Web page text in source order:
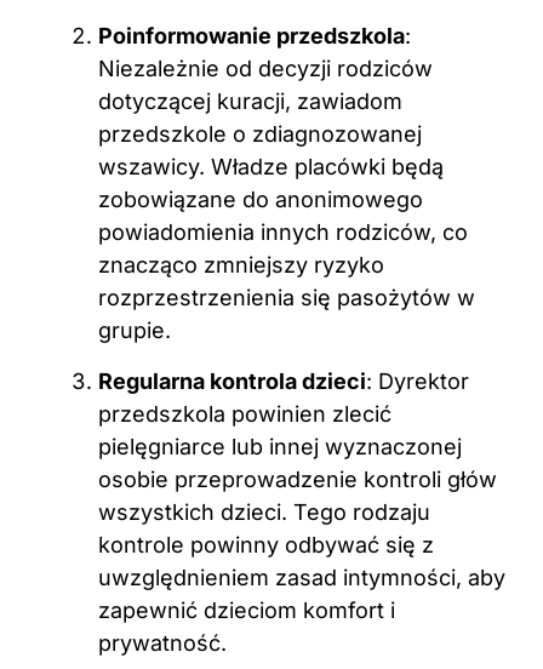
Poinformowanie przedszkola:
Niezależnie od decyzji rodziców
dotyczącej kuracji, zawiadom
przedszkole o zdiagnozowanej
wszawicy. Władze placówki będą
zobowiązane do anonimowego
powiadomienia innych rodziców, co
znacząco zmniejszy ryzyko
rozprzestrzenienia się pasożytów w
grupie.
Regularna kontrola dzieci: Dyrektor
przedszkola powinien zlecić
pielęgniarce lub innej wyznaczonej
osobie przeprowadzenie kontroli głów
wszystkich dzieci. Tego rodzaju
kontrole powinny odbywać się z
uwzględnieniem zasad intymności, aby
zapewnić dzieciom komfort i
prywatność.